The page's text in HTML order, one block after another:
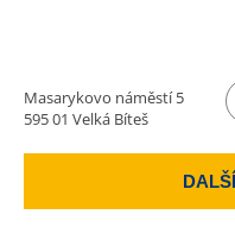
Masarykovo náměstí 5
595 01 Velká Bíteš